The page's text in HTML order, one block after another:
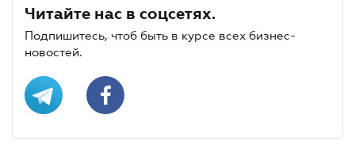
Читайте нас в соцсетях.
Подпишитесь, чтоб быть в курсе всех бизнес-
новостей.